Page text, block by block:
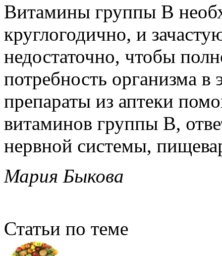
Витамины группы B
круглогодично, и
недостаточно, чтобы
потребность организма
препараты из аптеки
витаминов группы B,
нервной системы,
Мария Быкова
Статьи по теме